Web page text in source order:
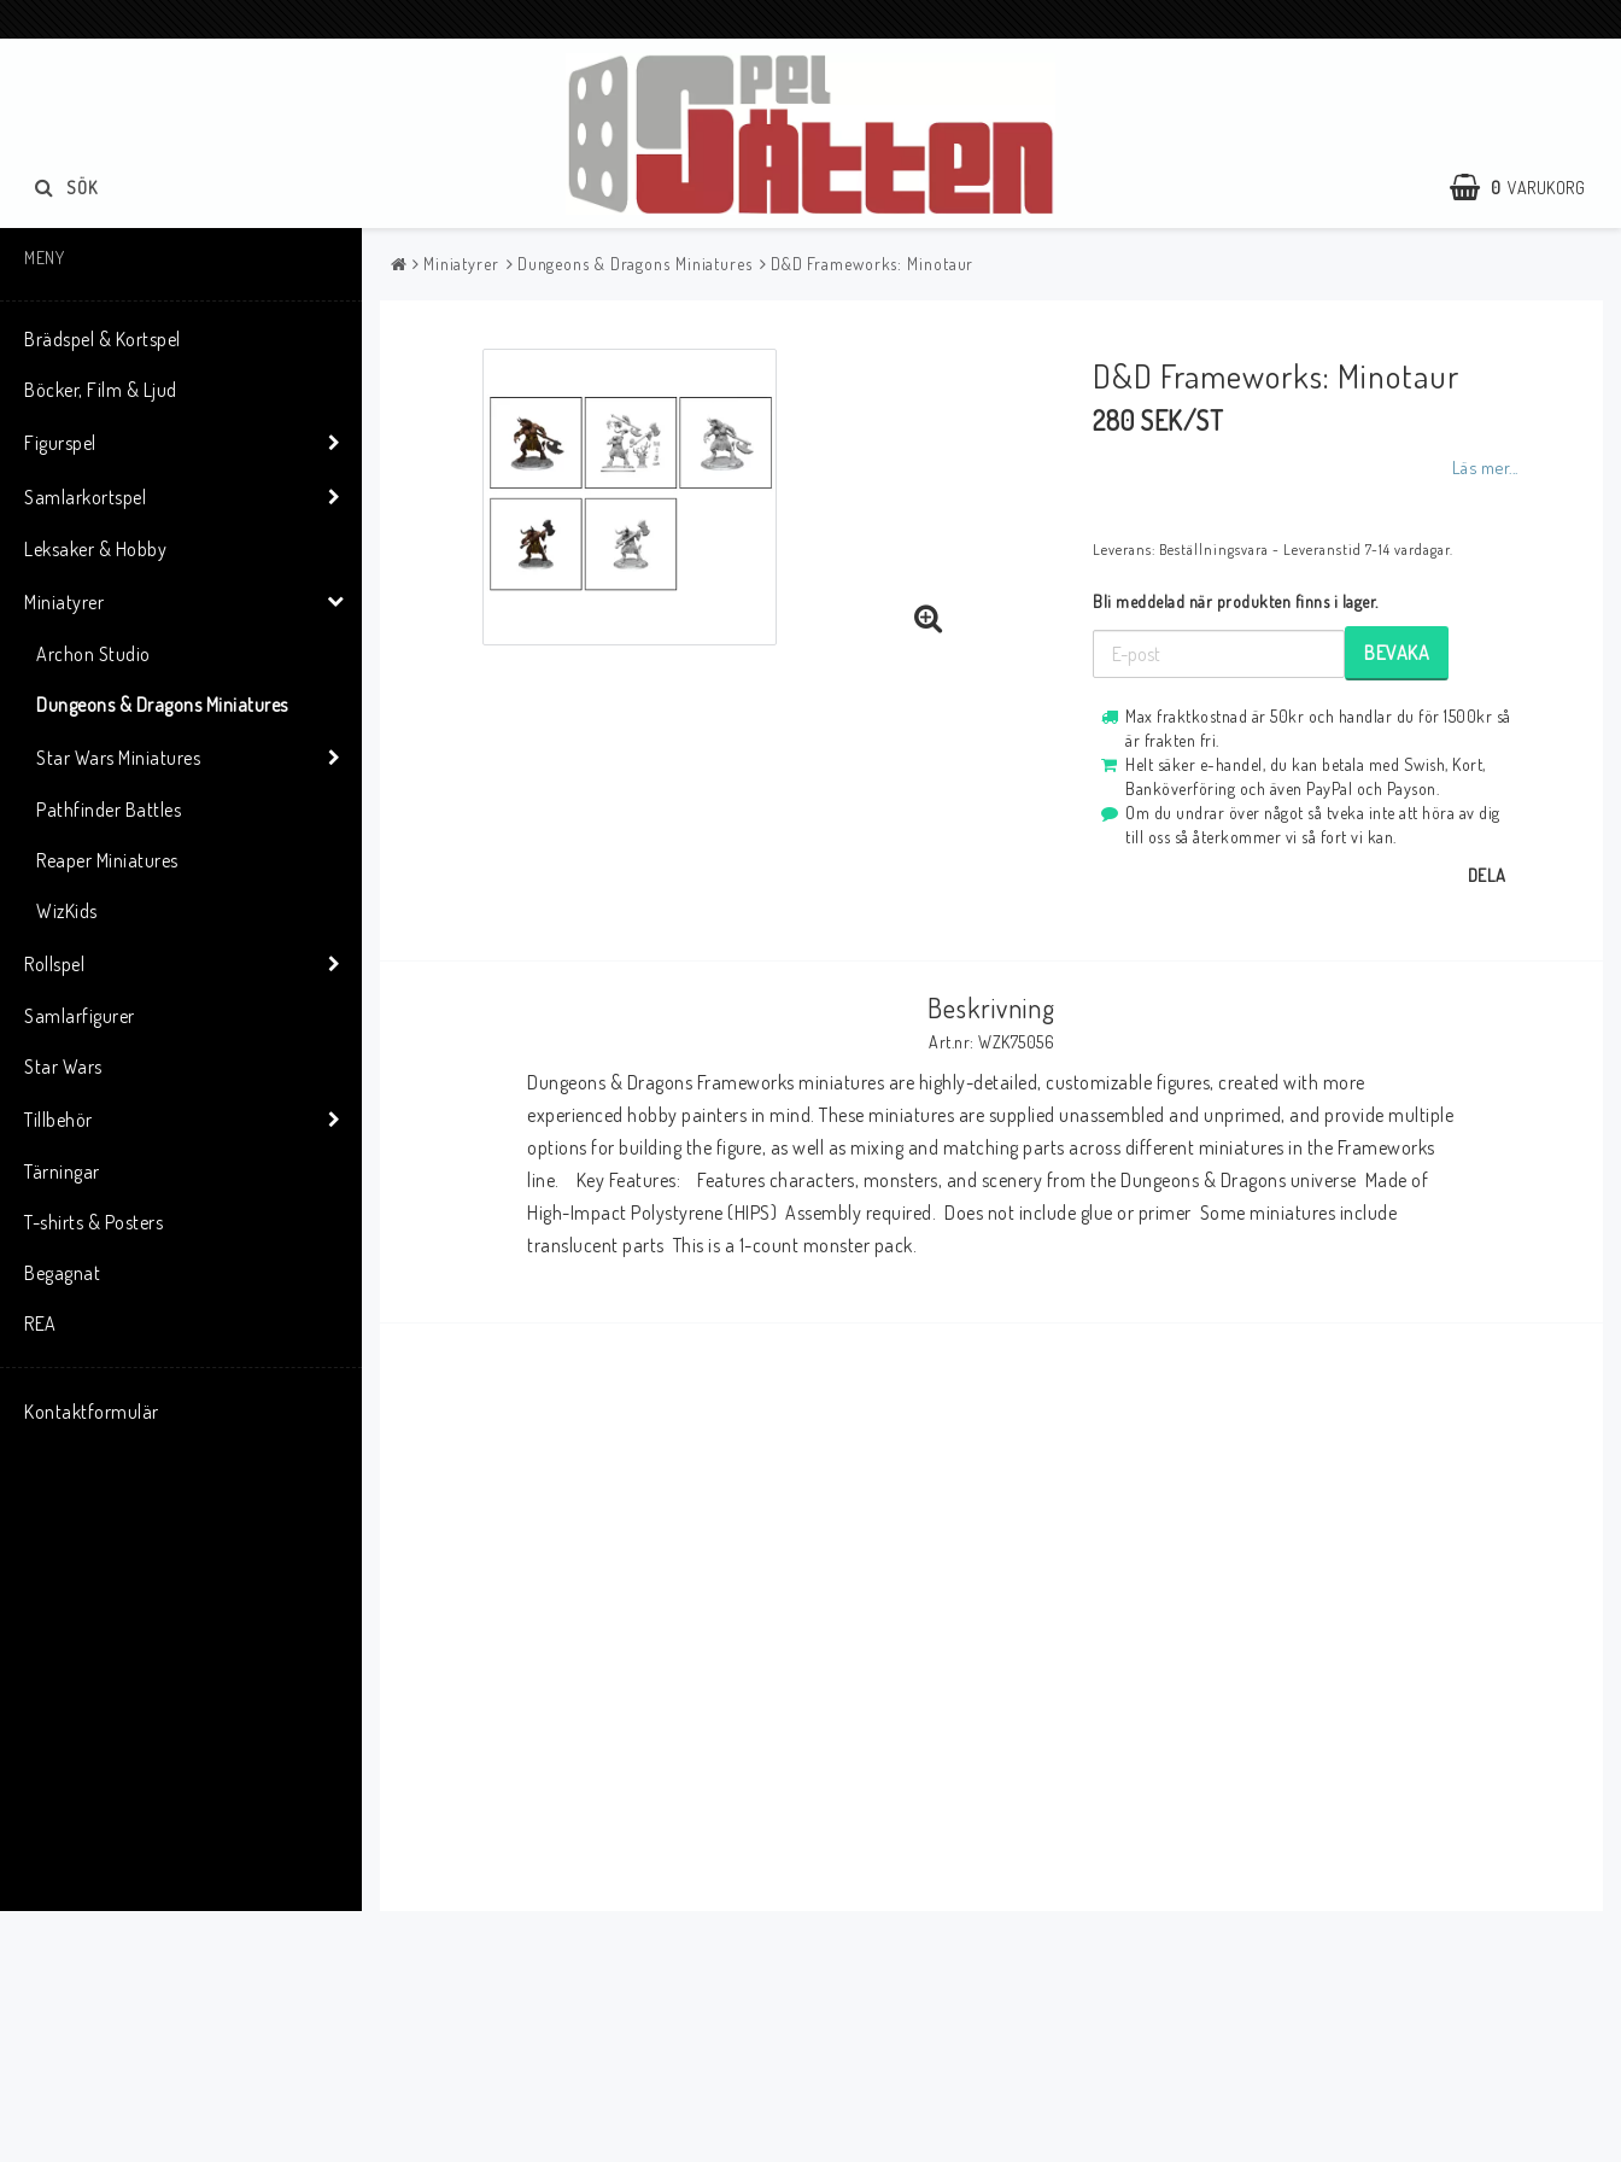
0 VARUKORG
SÖK
MENY
Brädspel & Kortspel
Böcker, Film & Ljud
Figurspel
Samlarkortspel
Leksaker & Hobby
Miniatyrer
Archon Studio
Dungeons & Dragons Miniatures
Star Wars Miniatures
Pathfinder Battles
Reaper Miniatures
WizKids
Rollspel
Samlarfigurer
Star Wars
Tillbehör
Tärningar
T-shirts & Posters
Begagnat
REA
Kontaktformulär
Miniatyrer Dungeons & Dragons Miniatures D&D Frameworks: Minotaur
D&D Frameworks: Minotaur
280 SEK/ST
Läs mer...
Leverans: Beställningsvara - Leveranstid 7-14 vardagar.
Bli meddelad när produkten finns i lager.
BEVAKA
Max fraktkostnad är 50kr och handlar du för 1500kr så
är frakten fri.
Helt säker e-handel, du kan betala med Swish, Kort,
Banköverföring och även PayPal och Payson.
Om du undrar över något så tveka inte att höra av dig
till oss så återkommer vi så fort vi kan.
DELA
Beskrivning
Art.nr: WZK75056
Dungeons & Dragons Frameworks miniatures are highly-detailed, customizable figures, created with more
experienced hobby painters in mind. These miniatures are supplied unassembled and unprimed, and provide multiple
options for building the figure, as well as mixing and matching parts across different miniatures in the Frameworks
line.    Key Features:    Features characters, monsters, and scenery from the Dungeons & Dragons universe  Made of
High-Impact Polystyrene (HIPS)  Assembly required.  Does not include glue or primer  Some miniatures include
translucent parts  This is a 1-count monster pack.